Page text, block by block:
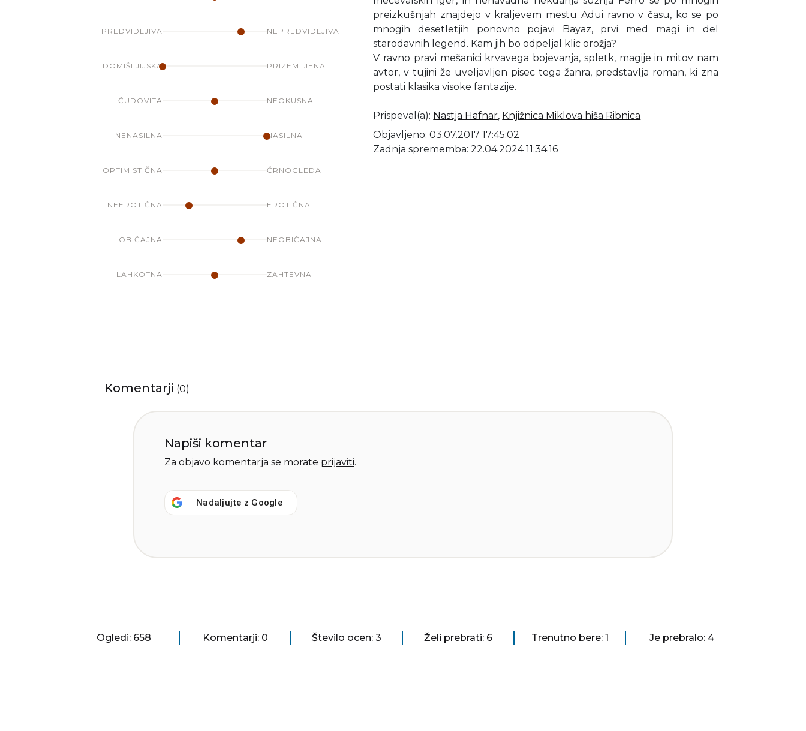
PREDVIDLJIVA NEPREDVIDLJIVA
DOMIŠLJIJSKA PRIZEMLJENA
ČUDOVITA NEOKUSNA
NENASILNA NASILNA
OPTIMISTIČNA ČRNOGLEDA
NEEROTIČNA EROTIČNA
OBIČAJNA NEOBIČAJNA
LAHKOTNA ZAHTEVNA
preizkušnjah znajdejo v kraljevem mestu Adui ravno v času, ko se po
mnogih desetletjih ponovno pojavi Bayaz, prvi med magi in del
starodavnih legend. Kam jih bo odpeljal klic orožja?
V ravno pravi mešanici krvavega bojevanja, spletk, magije in mitov nam
avtor, v tujini že uveljavljen pisec tega žanra, predstavlja roman, ki zna
postati klasika visoke fantazije.
Prispeval(a): Nastja Hafnar, Knjižnica Miklova hiša Ribnica
Objavljeno: 03.07.2017 17:45:02
Zadnja sprememba: 22.04.2024 11:34:16
Komentarji (0)
Napiši komentar
Za objavo komentarja se morate prijaviti.
Nadaljujte z Google
Ogledi: 658 Komentarji: 0 Število ocen: 3 Želi prebrati: 6 Trenutno bere: 1 Je prebralo: 4